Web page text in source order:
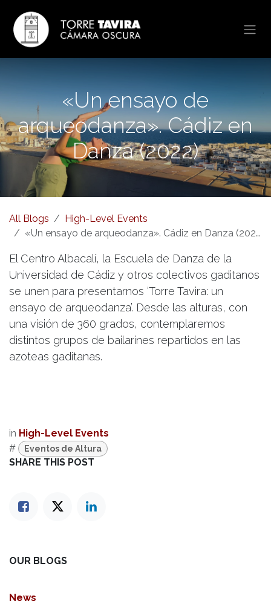
«Un ensayo de
arqueodanza». Cádiz en
Danza (2022)
All Blogs
High-Level Events
«Un ensayo de arqueodanza». Cádiz en Danza (2022)
El Centro Albacalí, la Escuela de Danza de la
Universidad de Cádiz y otros colectivos gaditanos
se unen para presentarnos ‘Torre Tavira: un
ensayo de arqueodanza’. Desde las alturas, con
una visión de 360 grados, contemplaremos
distintos grupos de bailarines repartidos en las
azoteas gaditanas.
in High-Level Events
#
Eventos de Altura
SHARE THIS POST
OUR BLOGS
News